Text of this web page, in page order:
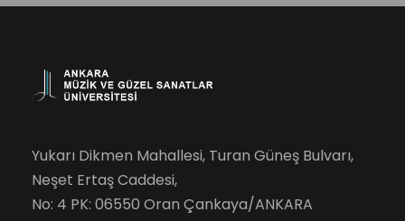
Yukarı Dikmen Mahallesi, Turan Güneş Bulvarı,
Neşet Ertaş Caddesi,
No: 4 PK: 06550 Oran Çankaya/ANKARA